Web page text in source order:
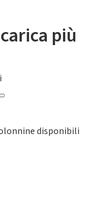
più
disponibili